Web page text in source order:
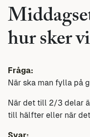
hur sker
Fråga:
När ska man fylla på
När det till 2/3 delar
till hälfter eller när
Svar: